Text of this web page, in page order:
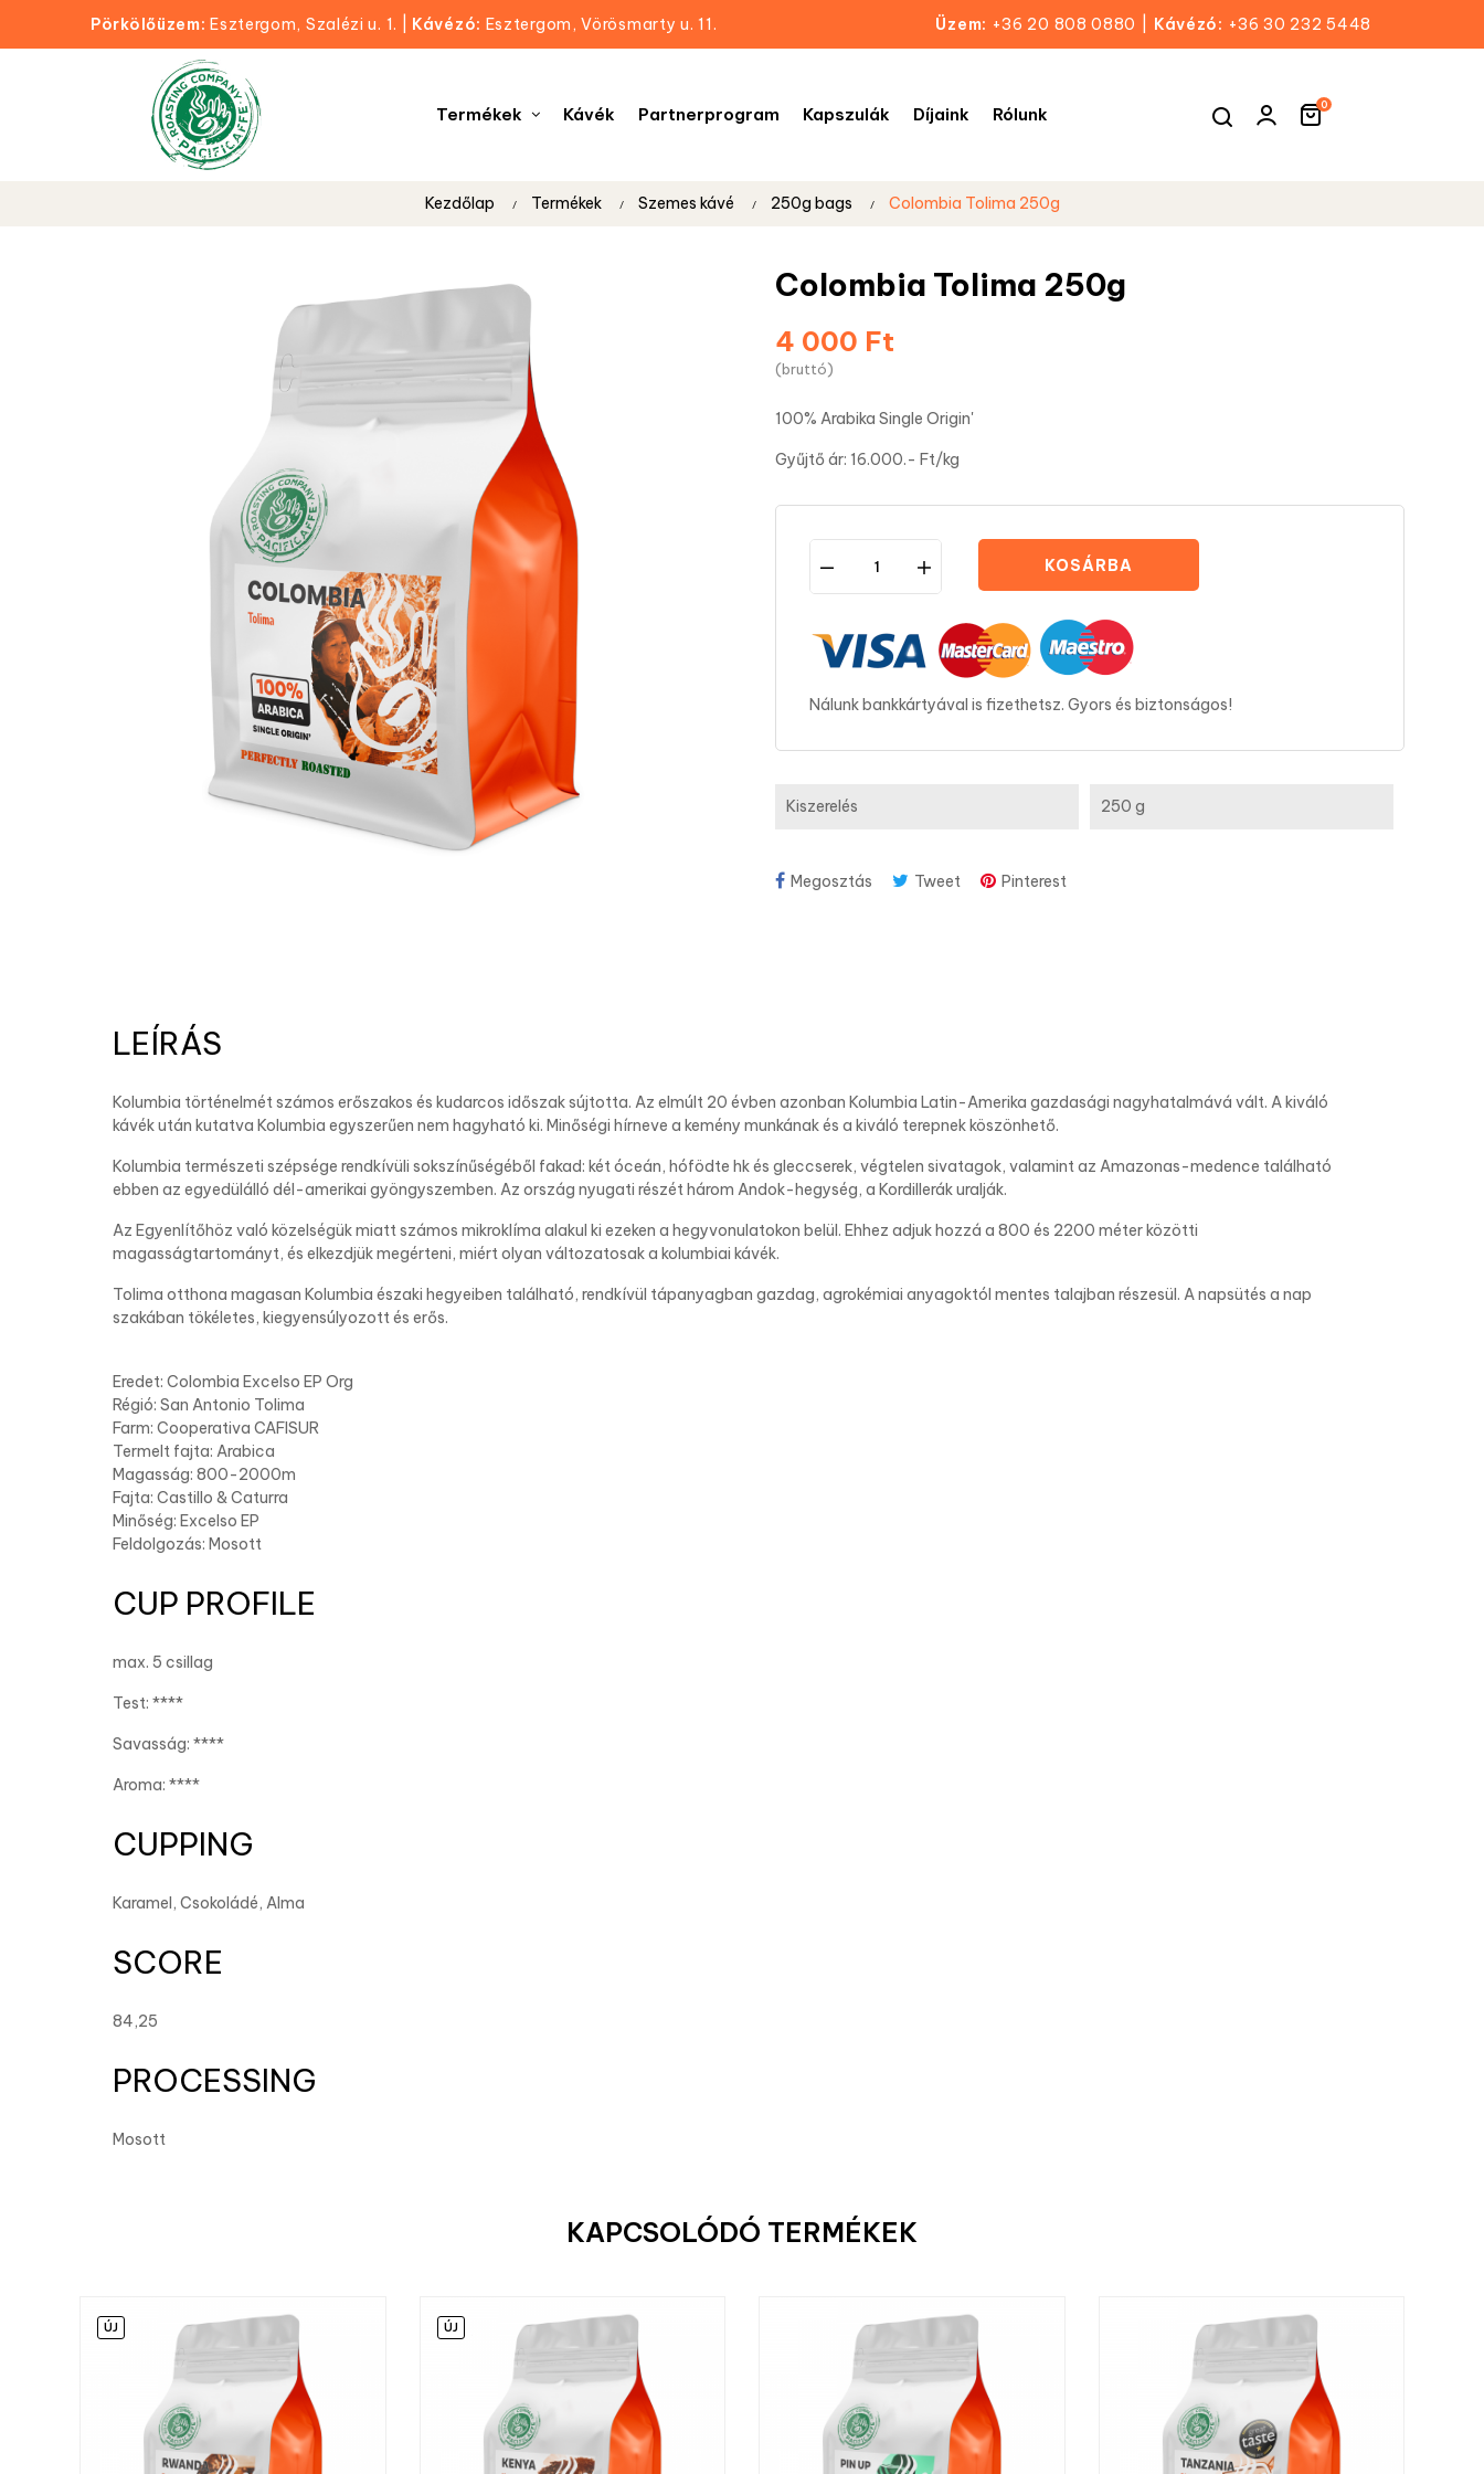
Pörkölőüzem: Esztergom, Szalézi u. 1. Kávézó: Esztergom, Vörösmarty u. 11. Kávézó: +36 30 232 5448
Üzem: +36 20 808 0880
Termékek Kávék Partnerprogram Kapszulák Díjaink Rólunk 0
Kezdőlap Termékek Szemes kávé 250g bags Colombia Tolima 250g
Colombia Tolima 250g
4 000 Ft
(bruttó)
100% Arabika Single Origin'
Gyűjtő ár: 16.000.- Ft/kg
KOSÁRBA
Nálunk bankkártyával is fizethetsz. Gyors és biztonságos!
Kiszerelés 250 g
Megosztás Tweet Pinterest
LEÍRÁS
Kolumbia történelmét számos erőszakos és kudarcos időszak sújtotta. Az elmúlt 20 évben azonban Kolumbia Latin-Amerika gazdasági nagyhatalmává vált. A kiváló
kávék után kutatva Kolumbia egyszerűen nem hagyható ki. Minőségi hírneve a kemény munkának és a kiváló terepnek köszönhető.
Kolumbia természeti szépsége rendkívüli sokszínűségéből fakad: két óceán, hófödte hk és gleccserek, végtelen sivatagok, valamint az Amazonas-medence található
ebben az egyedülálló dél-amerikai gyöngyszemben. Az ország nyugati részét három Andok-hegység, a Kordillerák uralják.
Az Egyenlítőhöz való közelségük miatt számos mikroklíma alakul ki ezeken a hegyvonulatokon belül. Ehhez adjuk hozzá a 800 és 2200 méter közötti
magasságtartományt, és elkezdjük megérteni, miért olyan változatosak a kolumbiai kávék.
Tolima otthona magasan Kolumbia északi hegyeiben található, rendkívül tápanyagban gazdag, agrokémiai anyagoktól mentes talajban részesül. A napsütés a nap
szakában tökéletes, kiegyensúlyozott és erős.
Eredet: Colombia Excelso EP Org
Régió: San Antonio Tolima
Farm: Cooperativa CAFISUR
Termelt fajta: Arabica
Magasság: 800-2000m
Fajta: Castillo & Caturra
Minőség: Excelso EP
Feldolgozás: Mosott
CUP PROFILE
max. 5 csillag
Test: ****
Savasság: ****
Aroma: ****
CUPPING
Karamel, Csokoládé, Alma
SCORE
84,25
PROCESSING
Mosott
KAPCSOLÓDÓ TERMÉKEK
ÚJ ÚJ